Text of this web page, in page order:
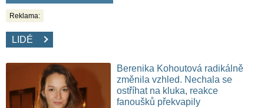
Reklama:
LIDÉ
Berenika Kohoutová radikálně
změnila vzhled. Nechala se
ostříhat na kluka, reakce
fanoušků překvapily